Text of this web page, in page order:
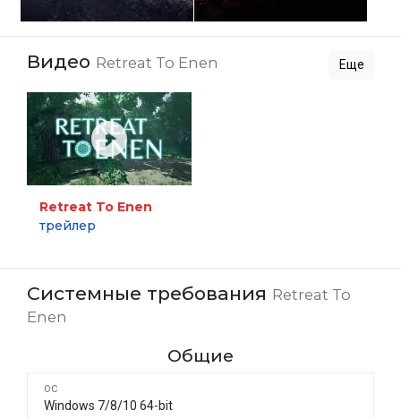
Видео Retreat To Enen Еще
Retreat To Enen
трейлер
Системные требования Retreat To
Enen
Общие
ОС
Windows 7/8/10 64-bit